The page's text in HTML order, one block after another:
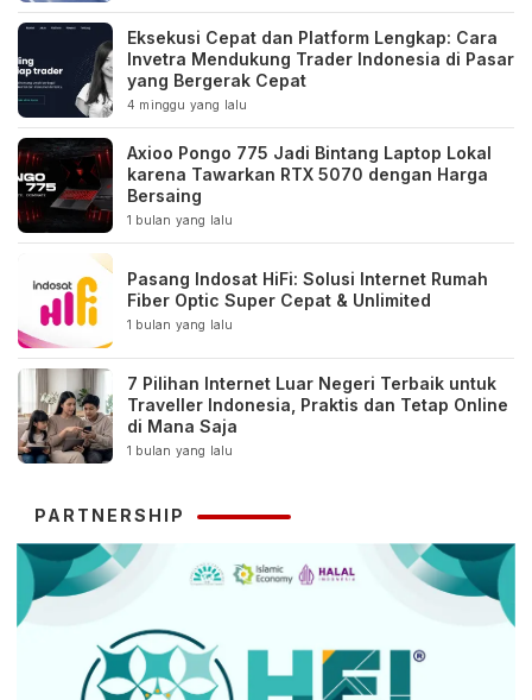
Eksekusi Cepat dan Platform Lengkap: Cara
Invetra Mendukung Trader Indonesia di Pasar
yang Bergerak Cepat
4 minggu yang lalu
Axioo Pongo 775 Jadi Bintang Laptop Lokal
karena Tawarkan RTX 5070 dengan Harga
Bersaing
1 bulan yang lalu
Pasang Indosat HiFi: Solusi Internet Rumah
Fiber Optic Super Cepat & Unlimited
1 bulan yang lalu
7 Pilihan Internet Luar Negeri Terbaik untuk
Traveller Indonesia, Praktis dan Tetap Online
di Mana Saja
1 bulan yang lalu
PARTNERSHIP